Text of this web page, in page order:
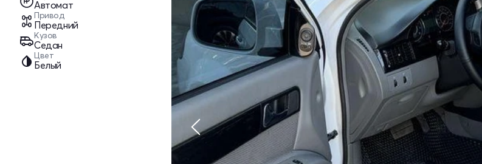
Автомат
Привод
Передний
Кузов
Седан
Цвет
Белый